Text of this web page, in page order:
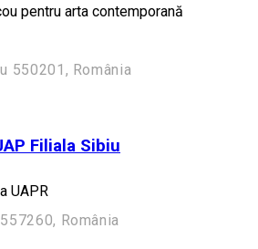
pentru arta contemporană
550201, România
Filiala Sibiu
UAPR
România